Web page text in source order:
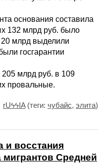
основания составила
132 млрд руб. было
млрд выделили
госгарантии
млрд руб. в 109
провальные.
rUϟϟIA(теги: чубайс, элита)
и восстания
Средней